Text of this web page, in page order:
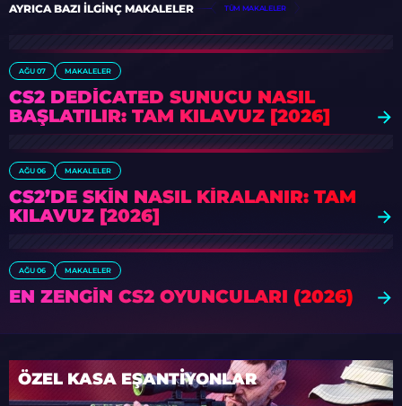
AYRICA BAZI ILGINÇ MAKALELER TÜM MAKALELER
AĞU 07 MAKALELER
CS2 DEDICATED SUNUCU NASIL
BAŞLATILIR: TAM KILAVUZ [2026]
AĞU 06 MAKALELER
CS2’DE SKIN NASIL KIRALANIR: TAM
KILAVUZ [2026]
AĞU 06 MAKALELER
EN ZENGIN CS2 OYUNCULARI (2026)
ÖZEL KASA EŞANTİYONLAR